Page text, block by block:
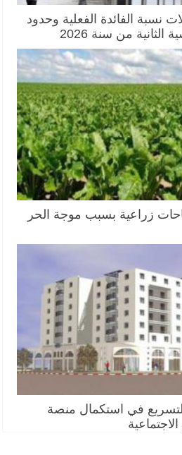
نسبة الفائدة الفعلية وحدود
من سنة 2026
زراعية بسبب موجة الحر
في استكمال منصة